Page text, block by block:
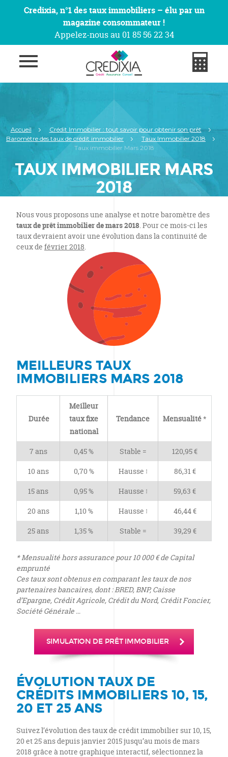
Credixia, n°1 des taux immobiliers – élu par un
magazine consommateur !
Appelez-nous au 01 85 56 22 34
Accueil
Crédit Immobilier : tout savoir pour obtenir son prêt
Baromètre des taux de crédit immobilier
Taux Immobilier 2018
Taux immobilier Mars 2018
TAUX IMMOBILIER MARS
2018
Nous vous proposons une analyse et notre baromètre des
taux de prêt immobilier de mars 2018. Pour ce mois-ci les
taux devraient avoir une évolution dans la continuité de
ceux de février 2018.
MEILLEURS TAUX
IMMOBILIERS MARS 2018
Durée
Meilleur
taux fixe
national
Tendance Mensualité*
7 ans 0,45 % Stable = 120,95 €
10 ans 0,70 % Hausse ↑ 86,31 €
15 ans 0,95 % Hausse ↑ 59,63 €
20 ans 1,10 % Hausse ↑ 46,44 €
25 ans 1,35 % Stable = 39,29 €
* Mensualité hors assurance pour 10 000 € de Capital
emprunté
Ces taux sont obtenus en comparant les taux de nos
partenaires bancaires, dont : BRED, BNP, Caisse
d’Epargne, Crédit Agricole, Crédit du Nord, Crédit Foncier,
Société Générale …
SIMULATION DE PRÊT IMMOBILIER
ÉVOLUTION TAUX DE
CRÉDITS IMMOBILIERS 10, 15,
20 ET 25 ANS
Suivez l’évolution des taux de crédit immobilier sur 10, 15,
20 et 25 ans depuis janvier 2015 jusqu’au mois de mars
2018 grâce à notre graphique interactif, sélectionnez la